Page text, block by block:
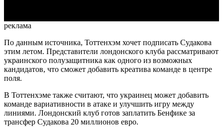
реклама
По данным источника, Тоттенхэм хочет подписать Судакова
этим летом. Представители лондонского клуба рассматривают
украинского полузащитника как одного из возможных
кандидатов, что сможет добавить креатива команде в центре
поля.
В Тоттенхэме также считают, что украинец может добавить
команде вариативности в атаке и улучшить игру между
линиями. Лондонский клуб готов заплатить Бенфике за
трансфер Судакова 20 миллионов евро.